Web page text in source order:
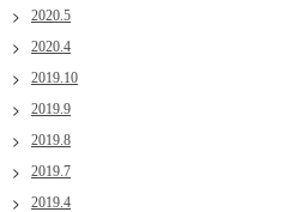
2020.5
2020.4
2019.10
2019.9
2019.8
2019.7
2019.4